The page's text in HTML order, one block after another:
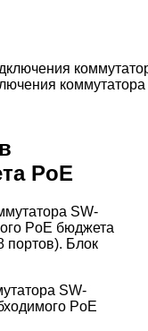
PoE
SW-
PoE бюджета
портов). Блок
SW-
PoE